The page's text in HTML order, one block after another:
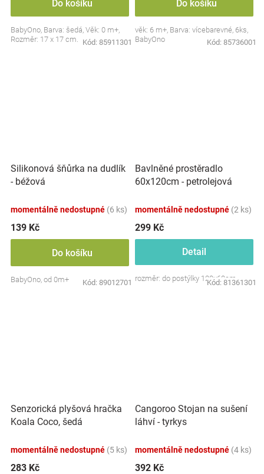
Do košíku
BabyOno, Barva: šedá, Věk: 0 m+,
Rozměr: 17 x 17 cm.
Kód: 85911301
Do košíku
věk: 6 m+, Barva: vícebarevné, 6ks,
BabyOno
Kód: 85736001
Silikonová šňůrka na dudlík
- béžová
momentálně nedostupné (6 ks)
139 Kč
Do košíku
BabyOno, od 0m+ Kód: 89012701
Bavlněné prostěradlo
60x120cm - petrolejová
momentálně nedostupné (2 ks)
299 Kč
Detail
rozměr: do postýlky 120x60cm
Kód: 81361301
Senzorická plyšová hračka
Koala Coco, šedá
momentálně nedostupné (5 ks)
283 Kč
Cangoroo Stojan na sušení
láhví - tyrkys
momentálně nedostupné (4 ks)
392 Kč